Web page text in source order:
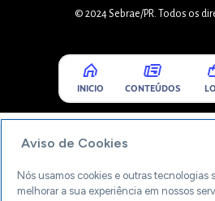
© 2024 Sebrae/PR. Todos os
INICIO CONTEÚDOS
Aviso de Cookies
Nós usamos cookies e outras tecnologias
melhorar a sua experiência em nossos